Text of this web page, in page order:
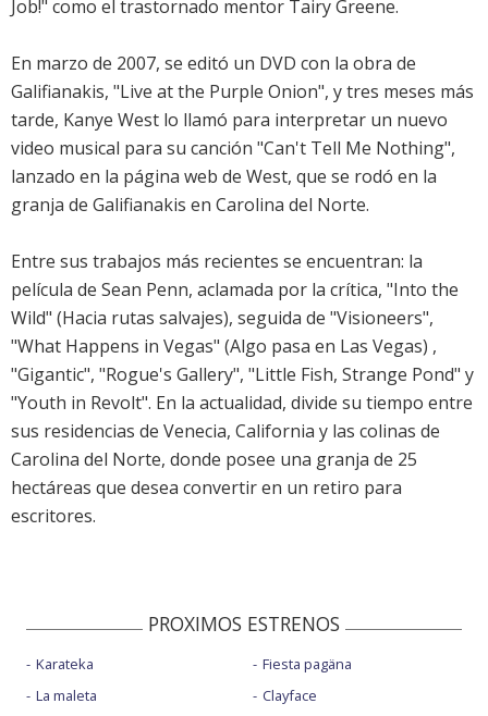
Job!" como el trastornado mentor Tairy Greene.
En marzo de 2007, se editó un DVD con la obra de
Galifianakis, "Live at the Purple Onion", y tres meses más
tarde, Kanye West lo llamó para interpretar un nuevo
video musical para su canción "Can't Tell Me Nothing",
lanzado en la página web de West, que se rodó en la
granja de Galifianakis en Carolina del Norte.
Entre sus trabajos más recientes se encuentran: la
película de Sean Penn, aclamada por la crítica, "Into the
Wild" (Hacia rutas salvajes), seguida de "Visioneers",
"What Happens in Vegas" (Algo pasa en Las Vegas) ,
"Gigantic", "Rogue's Gallery", "Little Fish, Strange Pond" y
"Youth in Revolt". En la actualidad, divide su tiempo entre
sus residencias de Venecia, California y las colinas de
Carolina del Norte, donde posee una granja de 25
hectáreas que desea convertir en un retiro para
escritores.
PROXIMOS ESTRENOS
Karateka
La maleta
Fiesta pagäna
Clayface